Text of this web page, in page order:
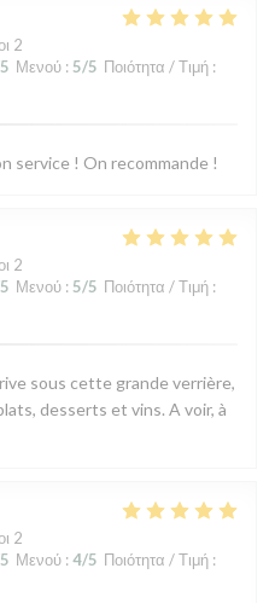
2
Μενού : 5/5 Ποιότητα / Τιμή :
service ! On recommande !
2
Μενού : 5/5 Ποιότητα / Τιμή :
sous cette grande verrière,
desserts et vins. A voir, à
2
Μενού : 4/5 Ποιότητα / Τιμή :